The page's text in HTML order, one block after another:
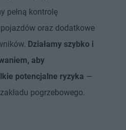
pełną kontrolę
oraz dodatkowe
Działamy szybko i
aby
potencjalne ryzyka —
pogrzebowego.